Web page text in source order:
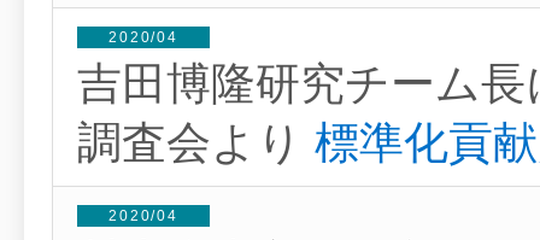
2020/04
吉田博隆研究チーム
調査会より標準化貢
2020/04